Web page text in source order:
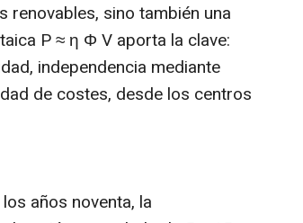
renovables, sino también una
P ≈ η Φ V aporta la clave:
independencia mediante
de costes, desde los centros
años noventa, la